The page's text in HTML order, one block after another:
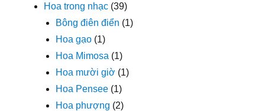
Hoa trong nhạc (39)
Bông điên điển (1)
Hoa gạo (1)
Hoa Mimosa (1)
Hoa mười giờ (1)
Hoa Pensee (1)
Hoa phượng (2)